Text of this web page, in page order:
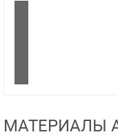
МАТЕРИАЛЫ